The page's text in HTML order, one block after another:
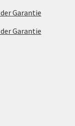
Garantie
Garantie